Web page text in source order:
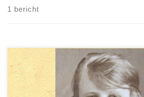
1 bericht
Ze was zeer belezen (de hele
Kampen is uitgeleend geweest